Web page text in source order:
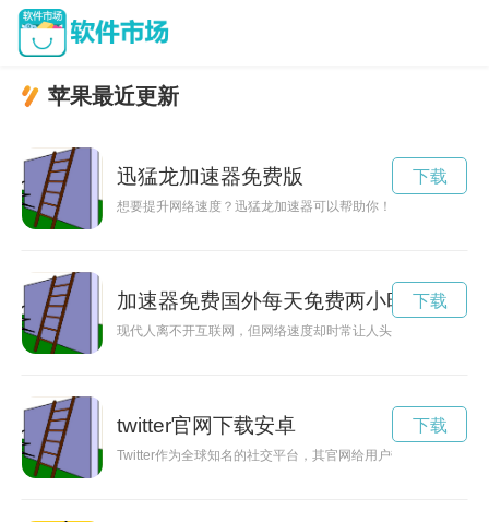
苹果最近更新
迅猛龙加速器免费版
想要提升网络速度？迅猛龙加速器可以帮助你！本文将介绍如
下载
加速器免费国外每天免费两小时
现代人离不开互联网，但网络速度却时常让人头疼。现在，每
下载
twitter官网下载安卓
Twitter作为全球知名的社交平台，其官网给用户带来了便捷的
下载